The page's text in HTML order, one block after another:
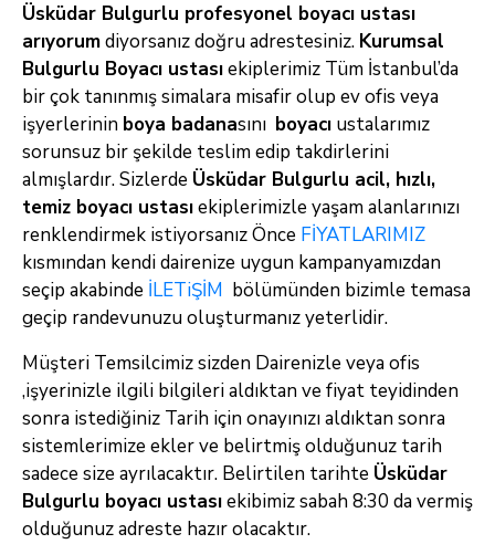
Üsküdar Bulgurlu profesyonel boyacı ustası
arıyorumdiyorsanız doğru adrestesiniz. Kurumsal
Bulgurlu Boyacı ustasıekiplerimiz Tüm İstanbul’da
bir çok tanınmış simalara misafir olup ev ofis veya
işyerlerinin boya badanasını boyacı ustalarımız
sorunsuz bir şekilde teslim edip takdirlerini
almışlardır. Sizlerde Üsküdar Bulgurlu acil, hızlı,
temiz boyacı ustasıekiplerimizle yaşam alanlarınızı
renklendirmek istiyorsanız Önce FİYATLARIMIZ
kısmından kendi dairenize uygun kampanyamızdan
seçip akabinde İLETiŞİM bölümünden bizimle temasa
geçip randevunuzu oluşturmanız yeterlidir.
Müşteri Temsilcimiz sizden Dairenizle veya ofis
,işyerinizle ilgili bilgileri aldıktan ve fiyat teyidinden
sonra istediğiniz Tarih için onayınızı aldıktan sonra
sistemlerimize ekler ve belirtmiş olduğunuz tarih
sadece size ayrılacaktır. Belirtilen tarihte Üsküdar
Bulgurlu boyacı ustasıekibimiz sabah 8:30 da vermiş
olduğunuz adreste hazır olacaktır.